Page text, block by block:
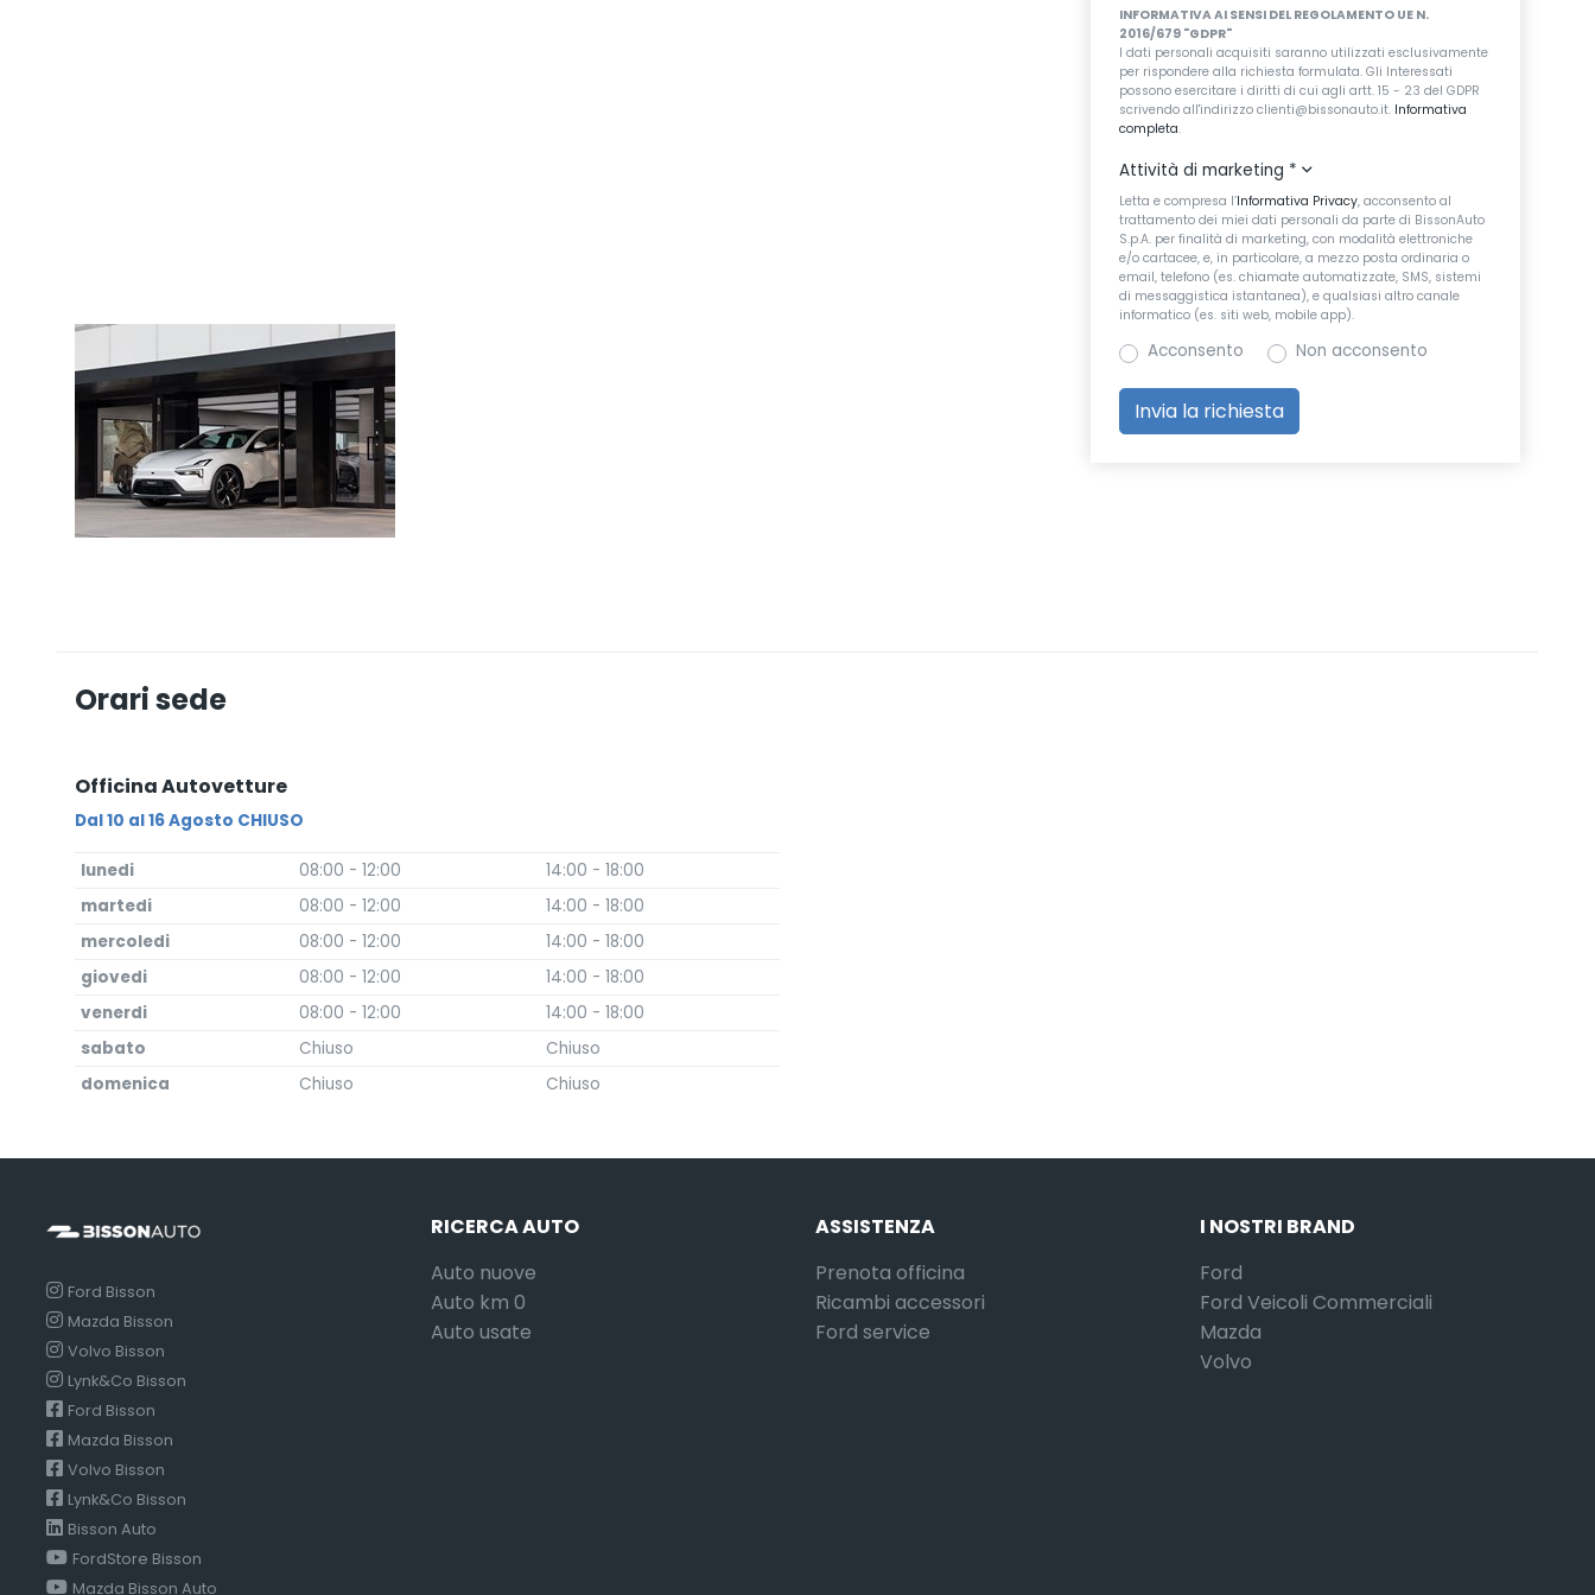
INFORMATIVA AI SENSI DEL REGOLAMENTO UE N.
2016/679 "GDPR"
I dati personali acquisiti saranno utilizzati esclusivamente
per rispondere alla richiesta formulata. Gli Interessati
possono esercitare i diritti di cui agli artt. 15 - 23 del GDPR
scrivendo all'indirizzo clienti@bissonauto.it. Informativa
completa.
Attività di marketing *
Letta e compresa l’Informativa Privacy, acconsento al
trattamento dei miei dati personali da parte di BissonAuto
S.p.A. per finalità di marketing, con modalità elettroniche
e/o cartacee, e, in particolare, a mezzo posta ordinaria o
email, telefono (es. chiamate automatizzate, SMS, sistemi
di messaggistica istantanea), e qualsiasi altro canale
informatico (es. siti web, mobile app).
Acconsento Non acconsento
Orari sede
Officina Autovetture
Dal 10 al 16 Agosto CHIUSO
lunedi 08:00 - 12:00
14:00 - 18:00
martedi
08:00 - 12:00
14:00 - 18:00
mercoledi
08:00 - 12:00
14:00 - 18:00
giovedi
08:00 - 12:00
14:00 - 18:00
venerdi
08:00 - 12:00
14:00 - 18:00
sabato
Chiuso
Chiuso
domenica
Chiuso Chiuso
Ford Bisson
Mazda Bisson
Volvo Bisson
Lynk&Co Bisson
Ford Bisson
Mazda Bisson
Volvo Bisson
Lynk&Co Bisson
Bisson Auto
FordStore Bisson
Mazda Bisson Auto
RICERCA AUTO
Auto nuove
Auto km 0
Auto usate
ASSISTENZA
Prenota officina
Ricambi accessori
Ford service
I NOSTRI BRAND
Ford
Ford Veicoli Commerciali
Mazda
Volvo